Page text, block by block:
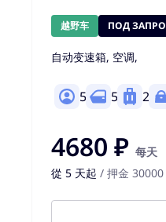
越野车 ПОД
自动变速箱, 空调,
5 5 2
4680 ₽ 每天
從 5 天起 / 押金